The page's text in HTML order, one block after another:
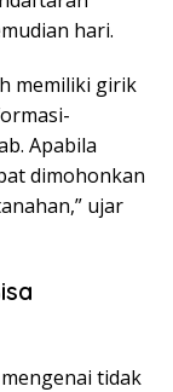
hari.
memiliki girik
Apabila
dimohonkan
ujar
tidak